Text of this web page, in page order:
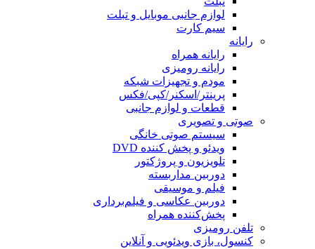
لوازم جانبی موبایل و تبلت
سیم کارت
رایانه
رایانه همراه
رایانه رومیزی
مودم و تجهیزات شبکه
پرینتر/اسکنر/کپی/فکس
قطعات و لوازم جانبی
صوتی و تصویری
سیستم صوتی خانگی
ویدئو و پخش کننده DVD
تلویزیون و پروژکتور
دوربین مداربسته
فیلم و موسیقی
دوربین عکاسی و فیلم‌برداری
پخش‌کننده همراه
تلفن رومیزی
کنسول، بازی‌ ویدئویی و آنلاین